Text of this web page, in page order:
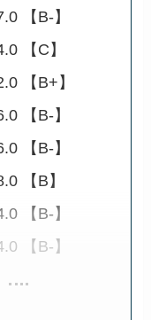
B-】
【C】
B+】
【B-】
【B-】
【B】
B-】
【B-】